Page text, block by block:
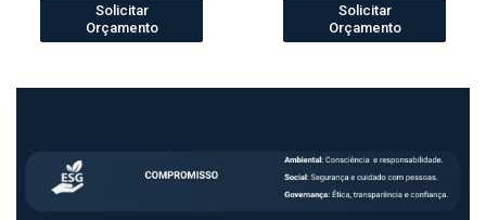
Solicitar
Orçamento
Solicitar
Orçamento